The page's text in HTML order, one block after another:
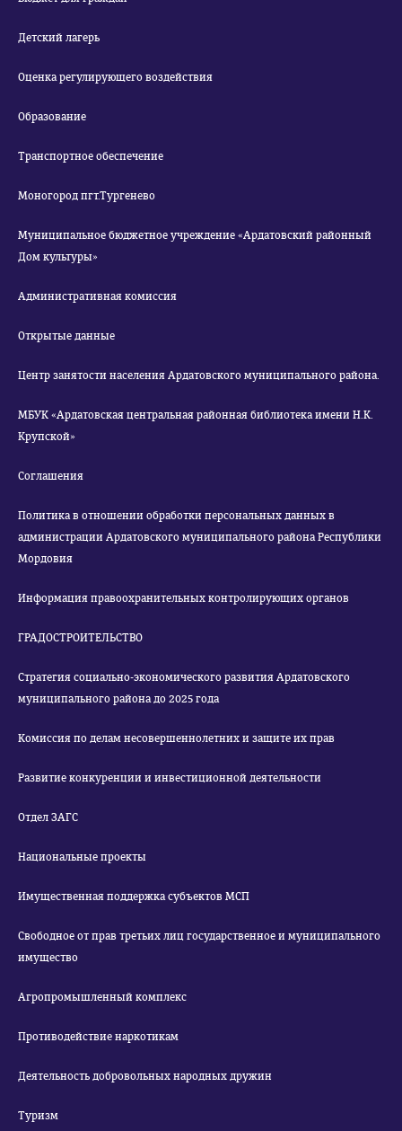
Детский лагерь
Оценка регулирующего воздействия
Образование
Транспортное обеспечение
Моногород пгт.Тургенево
Муниципальное бюджетное учреждение «Ардатовский районный
Дом культуры»
Административная комиссия
Открытые данные
Центр занятости населения Ардатовского муниципального района.
МБУК «Ардатовская центральная районная библиотека имени Н.К.
Крупской»
Соглашения
Политика в отношении обработки персональных данных в
администрации Ардатовского муниципального района Республики
Мордовия
Информация правоохранительных контролирующих органов
ГРАДОСТРОИТЕЛЬСТВО
Стратегия социально-экономического развития Ардатовского
муниципального района до 2025 года
Комиссия по делам несовершеннолетних и защите их прав
Развитие конкуренции и инвестиционной деятельности
Отдел ЗАГС
Национальные проекты
Имущественная поддержка субъектов МСП
Свободное от прав третьих лиц государственное и муниципального
имущество
Агропромышленный комплекс
Противодействие наркотикам
Деятельность добровольных народных дружин
Туризм